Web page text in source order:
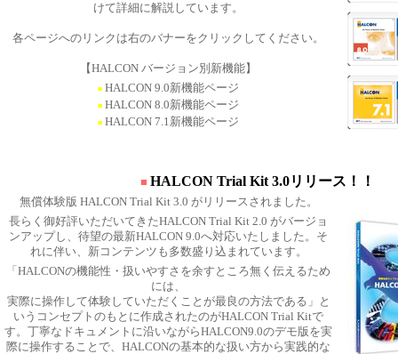
けて詳細に解説しています。
各ページへのリンクは右のバナーをクリックしてください。
【HALCON バージョン別新機能】
■ HALCON 9.0新機能ページ
■ HALCON 8.0新機能ページ
■ HALCON 7.1新機能ページ
■ HALCON Trial Kit 3.0リリース！！
無償体験版 HALCON Trial Kit 3.0 がリリースされました。
長らく御好評いただいてきたHALCON Trial Kit 2.0 がバージョ
ンアップし、待望の最新HALCON 9.0へ対応いたしました。そ
れに伴い、新コンテンツも多数盛り込まれています。
「HALCONの機能性・扱いやすさを余すところ無く伝えるため
には、
実際に操作して体験していただくことが最良の方法である」と
いうコンセプトのもとに作成されたのがHALCON Trial Kitで
す。丁寧なドキュメントに沿いながらHALCON9.0のデモ版を実
際に操作することで、HALCONの基本的な扱い方から実践的な